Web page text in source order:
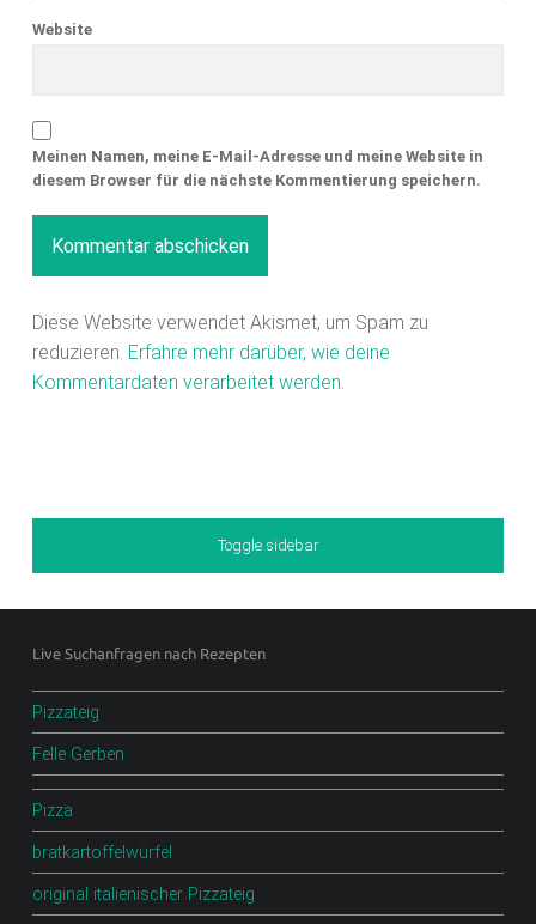
Website
Meinen Namen, meine E-Mail-Adresse und meine Website in
diesem Browser für die nächste Kommentierung speichern.
Diese Website verwendet Akismet, um Spam zu
reduzieren. Erfahre mehr darüber, wie deine
Kommentardaten verarbeitet werden
Sidebar
Toggle sidebar
Footer sidebar
Live Suchanfragen nach Rezepten
Pizzateig
Felle Gerben
Pizza
bratkartoffelwürfel
original italienischer Pizzateig